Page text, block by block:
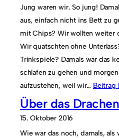
Jung waren wir. So jung!
aus, einfach nicht ins Bett zu
mit Chips? Wir wollten weiter
Wir quatschten ohne
Trinkspiele? Damals war das
schlafen zu gehen und
aufzustehen, weil wir… Beitrag
Über das
15. Oktober 2016
Wie war das noch, damals, als